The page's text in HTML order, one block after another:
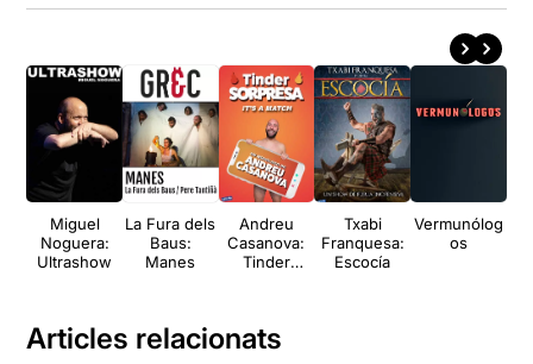
Miguel
Noguera:
Ultrashow
La Fura dels
Baus:
Manes
Andreu
Casanova:
Tinder
Txabi
Franquesa:
Escocía
Vermunólog
os
Articles relacionats